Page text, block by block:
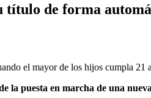
de forma
el mayor de los hijos cumpla 21
la puesta en marcha de una